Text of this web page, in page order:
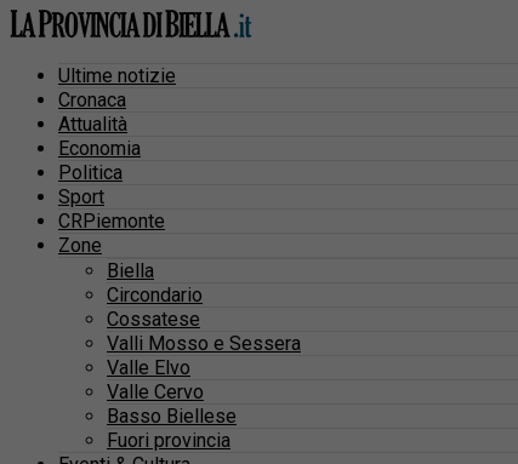
Ultime notizie
Cronaca
Attualità
Economia
Politica
Sport
CRPiemonte
Zone
Biella
Circondario
Cossatese
Valli Mosso e Sessera
Valle Elvo
Valle Cervo
Basso Biellese
Fuori provincia